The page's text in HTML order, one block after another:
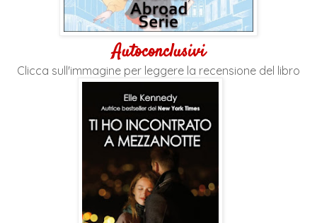
Autoconclusivi
Clicca sull'immagine per leggere la recensione del libro